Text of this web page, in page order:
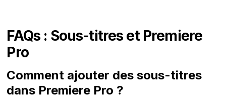
FAQs : Sous-titres et Premiere
Pro
Comment ajouter des sous-titres
dans Premiere Pro ?